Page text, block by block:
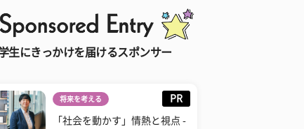
生にきっかけを届けるスポンサー
将来を考える PR
「社会を動かす」情熱と視点 -